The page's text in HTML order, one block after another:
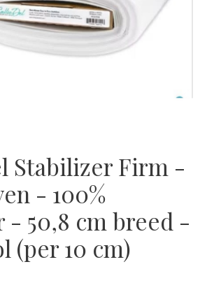
Stabilizer Firm -
- 100%
- 50,8 cm breed -
(per 10 cm)